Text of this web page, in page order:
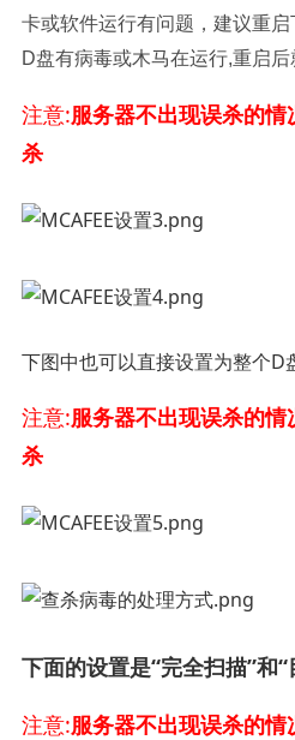
卡或软件运行有问题，建议重
D盘有病毒或木马在运行,重启后
注意:服务器不出现误杀的
杀
下图中也可以直接设置为整个D
注意:服务器不出现误杀的
杀
下面的设置是“完全扫描”和“
注意:服务器不出现误杀的